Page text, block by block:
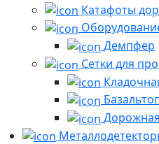
Катафоты
Демпфер
Сетки для
Дорожная